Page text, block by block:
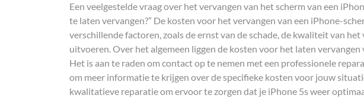
Een veelgestelde vraag over het vervangen van het scherm van een
te laten vervangen?” De kosten voor het vervangen van een iPhone-
verschillende factoren, zoals de ernst van de schade, de kwaliteit van
uitvoeren. Over het algemeen liggen de kosten voor het laten vervangen
Het is aan te raden om contact op te nemen met een professionele
om meer informatie te krijgen over de specifieke kosten voor jouw
kwalitatieve reparatie om ervoor te zorgen dat je iPhone 5s weer